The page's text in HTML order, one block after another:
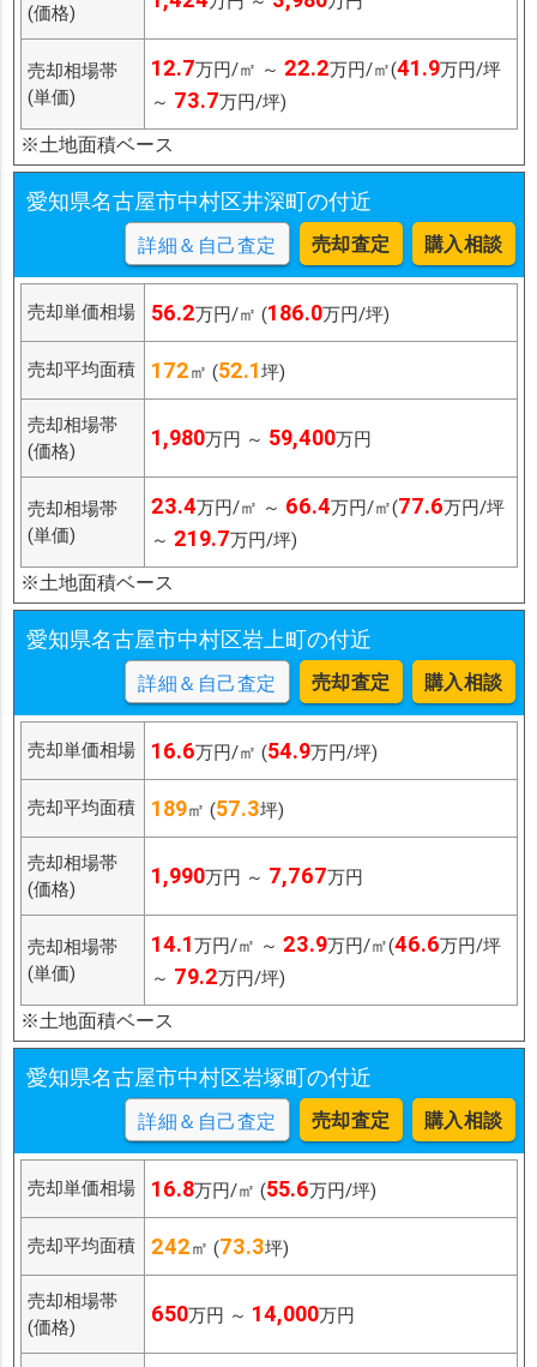
(価格)
売却相場帯
(単価)
12.7万円/㎡ ～ 22.2万円/㎡(41.9万円/坪
～ 73.7万円/坪)
※土地面積ベース
愛知県名古屋市中村区井深町の付近
詳細＆自己査定 売却査定 購入相談
売却単価相場 56.2万円/㎡ (186.0万円/坪)
売却平均面積 172㎡ (52.1坪)
売却相場帯
(価格)
1,980万円 ～ 59,400万円
売却相場帯
(単価)
23.4万円/㎡ ～ 66.4万円/㎡(77.6万円/坪
～ 219.7万円/坪)
※土地面積ベース
愛知県名古屋市中村区岩上町の付近
詳細＆自己査定 売却査定 購入相談
売却単価相場 16.6万円/㎡ (54.9万円/坪)
売却平均面積 189㎡ (57.3坪)
売却相場帯
(価格)
1,990万円 ～ 7,767万円
売却相場帯
(単価)
14.1万円/㎡ ～ 23.9万円/㎡(46.6万円/坪
～ 79.2万円/坪)
※土地面積ベース
愛知県名古屋市中村区岩塚町の付近
詳細＆自己査定 売却査定 購入相談
売却単価相場 16.8万円/㎡ (55.6万円/坪)
売却平均面積 242㎡ (73.3坪)
売却相場帯
(価格)
650万円 ～ 14,000万円